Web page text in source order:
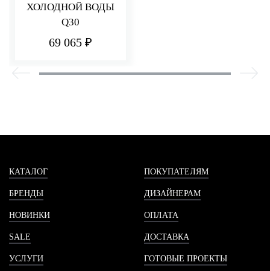
ХОЛОДНОЙ ВОДЫ
Q30
69 065 ₽
КАТАЛОГ
БРЕНДЫ
НОВИНКИ
SALE
УСЛУГИ
ПОКУПАТЕЛЯМ
ДИЗАЙНЕРАМ
ОПЛАТА
ДОСТАВКА
ГОТОВЫЕ ПРОЕКТЫ